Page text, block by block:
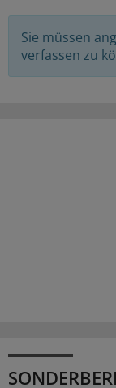
Sie müssen
verfassen zu